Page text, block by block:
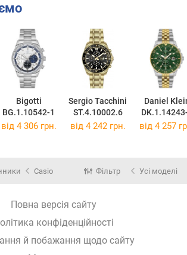
Bigotti
BG.1.10542-1
Sergio Tacchini
ST.4.10002.6
Daniel
від 4 306 грн. від 4 242 грн. від 4 257
Casio Фільтр Усі моделі
Повна версія сайту
конфіденційності
й побажання щодо сайту